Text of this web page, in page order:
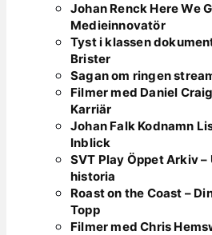
Johan Renck Here We
Medieinnovatör
Tyst i klassen
Brister
Sagan om ringen
Filmer med Daniel
Karriär
Johan Falk Kodnamn
Inblick
SVT Play Öppet Arkiv
historia
Roast on the Coast –
Topp
Filmer med Chris